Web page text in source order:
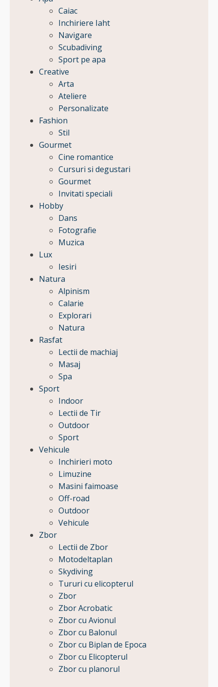
Caiac
Inchiriere Iaht
Navigare
Scubadiving
Sport pe apa
Creative
Arta
Ateliere
Personalizate
Fashion
Stil
Gourmet
Cine romantice
Cursuri si degustari
Gourmet
Invitati speciali
Hobby
Dans
Fotografie
Muzica
Lux
Iesiri
Natura
Alpinism
Calarie
Explorari
Natura
Rasfat
Lectii de machiaj
Masaj
Spa
Sport
Indoor
Lectii de Tir
Outdoor
Sport
Vehicule
Inchirieri moto
Limuzine
Masini faimoase
Off-road
Outdoor
Vehicule
Zbor
Lectii de Zbor
Motodeltaplan
Skydiving
Tururi cu elicopterul
Zbor
Zbor Acrobatic
Zbor cu Avionul
Zbor cu Balonul
Zbor cu Biplan de Epoca
Zbor cu Elicopterul
Zbor cu planorul